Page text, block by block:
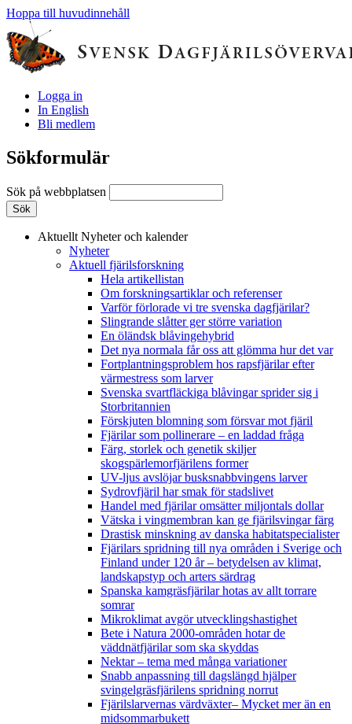
Hoppa till huvudinnehåll
Logga in
In English
Bli medlem
Sökformulär
Sök på webbplatsen
Aktuellt Nyheter och kalender
Nyheter
Aktuell fjärilsforskning
Hela artikellistan
Om forskningsartiklar och referenser
Varför förlorade vi tre svenska dagfjärilar?
Slingrande slåtter ger större variation
En öländsk blåvingehybrid
Det nya normala får oss att glömma hur det var
Fortplantningsproblem hos rapsfjärilar efter
värmestress som larver
Svenska svartfläckiga blåvingar sprider sig i
Storbritannien
Förskjuten blomning som försvar mot fjäril
Fjärilar som pollinerare – en laddad fråga
Färg, storlek och genetik skiljer
skogspärlemorfjärilens former
UV-ljus avslöjar busksnabbvingens larver
Sydrovfjäril har smak för stadslivet
Handel med fjärilar omsätter miljontals dollar
Vätska i vingmembran kan ge fjärilsvingar färg
Drastisk minskning av danska habitatspecialister
Fjärilars spridning till nya områden i Sverige och
Finland under 120 år– betydelsen av klimat,
landskapstyp och arters särdrag
Spanska kamgräsfjärilar hotas av allt torrare
somrar
Mikroklimat avgör utvecklingshastighet
Bete i Natura 2000-områden hotar de
väddnätfjärilar som ska skyddas
Nektar – tema med många variationer
Snabb anpassning till dagslängd hjälper
svingelgräsfjärilens spridning norrut
Fjärilslarvernas värdväxter– Mycket mer än en
midsommarbukett